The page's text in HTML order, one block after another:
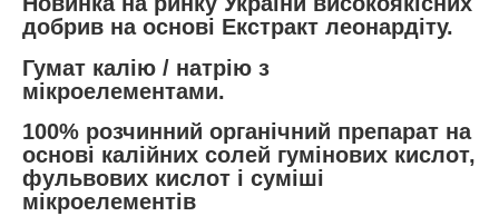
добрив на основі Екстракт леонардіту.
Гумат калію / натрію з
мікроелементами.
100% розчинний органічний препарат на
основі калійних солей гумінових кислот,
фульвових кислот і суміші
мікроелементів